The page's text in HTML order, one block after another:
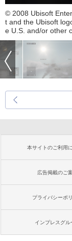
© 2008 Ubisoft
t and the Ubisoft
e U.S. and/or other
本サイトのご利用
広告掲載のご
プライバシーポ
インプレスグル